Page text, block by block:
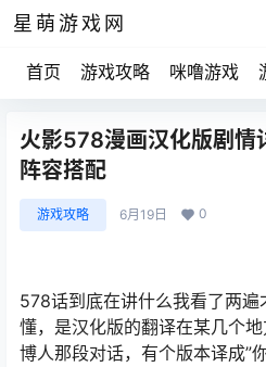
星萌游戏网
首页 游戏攻略 咪噜游戏
火影578漫画汉化版剧情
阵容搭配
游戏攻略 6月19日 0
578话到底在讲什么我看了两
懂，是汉化版的翻译在某几个
博人那段对话，有个版本译成”